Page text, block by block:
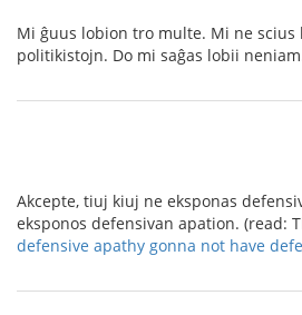
Mi ĝuus lobion tro multe. Mi ne scius
politikistojn. Do mi saĝas lobii
Akcepte, tiuj kiuj ne eksponas
eksponos defensivan apation. (read:
defensive apathy gonna not have